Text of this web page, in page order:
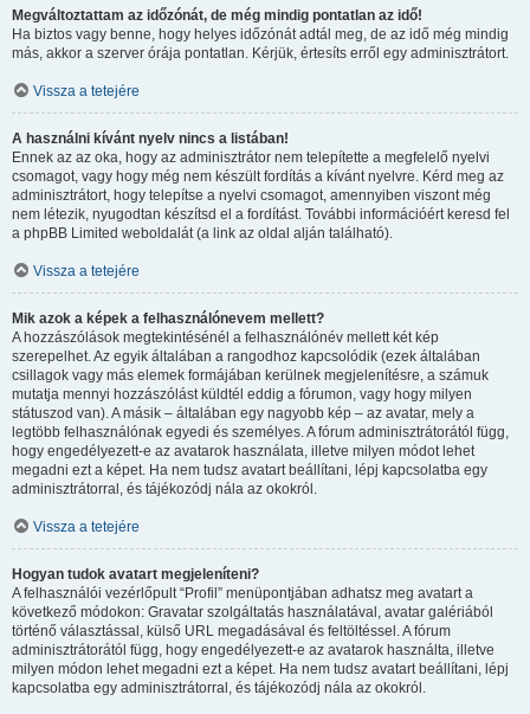
Megváltoztattam az időzónát, de még mindig pontatlan az idő!
Ha biztos vagy benne, hogy helyes időzónát adtál meg, de az idő még mindig
más, akkor a szerver órája pontatlan. Kérjük, értesíts erről egy adminisztrátort.
Vissza a tetejére
A használni kívánt nyelv nincs a listában!
Ennek az az oka, hogy az adminisztrátor nem telepítette a megfelelő nyelvi
csomagot, vagy hogy még nem készült fordítás a kívánt nyelvre. Kérd meg az
adminisztrátort, hogy telepítse a nyelvi csomagot, amennyiben viszont még
nem létezik, nyugodtan készítsd el a fordítást. További információért keresd fel
a phpBB Limited weboldalát (a link az oldal alján található).
Vissza a tetejére
Mik azok a képek a felhasználónevem mellett?
A hozzászólások megtekintésénél a felhasználónév mellett két kép
szerepelhet. Az egyik általában a rangodhoz kapcsolódik (ezek általában
csillagok vagy más elemek formájában kerülnek megjelenítésre, a számuk
mutatja mennyi hozzászólást küldtél eddig a fórumon, vagy hogy milyen
státuszod van). A másik – általában egy nagyobb kép – az avatar, mely a
legtöbb felhasználónak egyedi és személyes. A fórum adminisztrátorától függ,
hogy engedélyezett-e az avatarok használata, illetve milyen módot lehet
megadni ezt a képet. Ha nem tudsz avatart beállítani, lépj kapcsolatba egy
adminisztrátorral, és tájékozódj nála az okokról.
Vissza a tetejére
Hogyan tudok avatart megjeleníteni?
A felhasználói vezérlőpult “Profil” menüpontjában adhatsz meg avatart a
következő módokon: Gravatar szolgáltatás használatával, avatar galériából
történő választással, külső URL megadásával és feltöltéssel. A fórum
adminisztrátorától függ, hogy engedélyezett-e az avatarok használta, illetve
milyen módon lehet megadni ezt a képet. Ha nem tudsz avatart beállítani, lépj
kapcsolatba egy adminisztrátorral, és tájékozódj nála az okokról.